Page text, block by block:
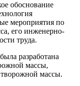
обоснование
мероприятия по
его инженерно-
труда.
разработана
массы,
массы.